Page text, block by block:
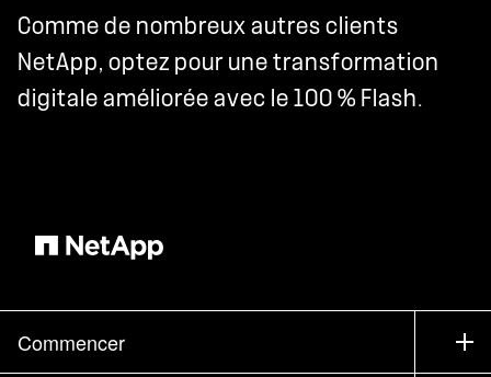
Comme de nombreux autres clients
NetApp, optez pour une transformation
digitale améliorée avec le 100 % Flash.
Commencer